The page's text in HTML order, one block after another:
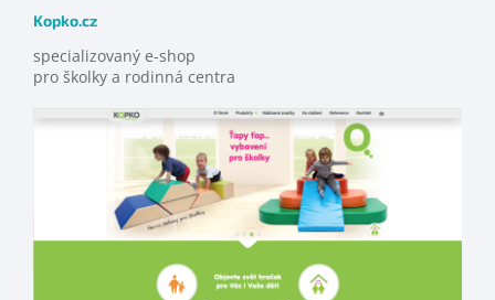
Kopko.cz
specializovaný e-shop
pro školky a rodinná centra